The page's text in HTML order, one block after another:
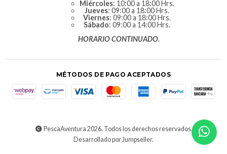
Miércoles: 10:00 a 18:00 Hrs.
Jueves: 09:00 a 18:00 Hrs.
Viernes: 09:00 a 18:00 Hrs.
Sábado: 09:00 a 14:00 Hrs.
HORARIO CONTINUADO.
MÉTODOS DE PAGO ACEPTADOS
PescaAventura 2026. Todos los derechos reservados.
Desarrollado por Jumpseller.